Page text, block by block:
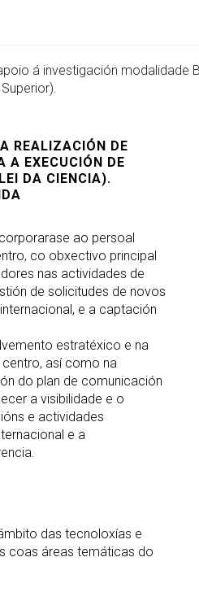
á investigación modalidade
REALIZACIÓN DE
A EXECUCIÓN DE
DA CIENCIA).
ao persoal
co obxectivo principal
nas actividades de
de solicitudes de novos
e a captación
estratéxico e na
así como na
do plan de comunicación
a visibilidade e o
e actividades
e a
das tecnoloxías e
coas áreas temáticas do